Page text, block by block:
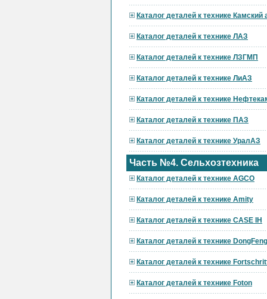
Каталог деталей к технике Камский
Каталог деталей к технике ЛАЗ
Каталог деталей к технике ЛЗГМП
Каталог деталей к технике ЛиАЗ
Каталог деталей к технике
Каталог деталей к технике ПАЗ
Каталог деталей к технике УралАЗ
Часть №4. Сельхозтехника
Каталог деталей к технике AGCO
Каталог деталей к технике Amity
Каталог деталей к технике CASE IH
Каталог деталей к технике DongFeng
Каталог деталей к технике
Каталог деталей к технике Foton